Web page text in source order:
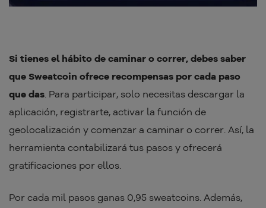
Si tienes el hábito de caminar o correr, debes saber
que Sweatcoin ofrece recompensas por cada paso
que das . Para participar, solo necesitas descargar la
aplicación, registrarte, activar la función de
geolocalización y comenzar a caminar o correr. Así, la
herramienta contabilizará tus pasos y ofrecerá
gratificaciones por ellos.
Por cada mil pasos ganas 0,95 sweatcoins. Además,